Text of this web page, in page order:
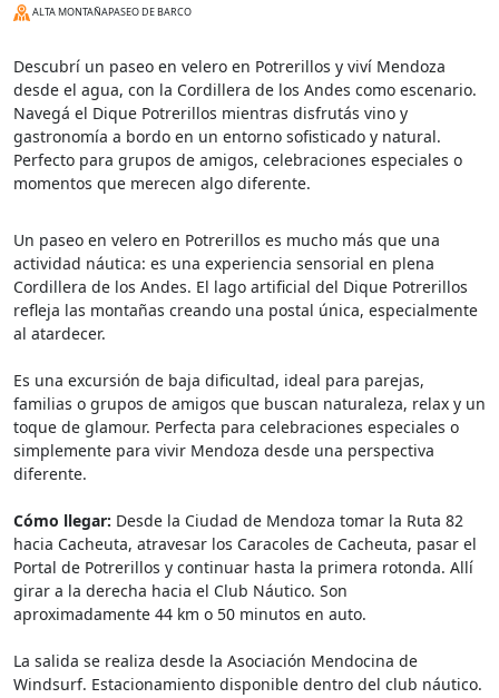
ALTA MONTAÑAPASEO DE BARCO
Descubrí un paseo en velero en Potrerillos y viví Mendoza
desde el agua, con la Cordillera de los Andes como escenario.
Navegá el Dique Potrerillos mientras disfrutás vino y
gastronomía a bordo en un entorno sofisticado y natural.
Perfecto para grupos de amigos, celebraciones especiales o
momentos que merecen algo diferente.
Un paseo en velero en Potrerillos es mucho más que una
actividad náutica: es una experiencia sensorial en plena
Cordillera de los Andes. El lago artificial del Dique Potrerillos
refleja las montañas creando una postal única, especialmente
al atardecer.
Es una excursión de baja dificultad, ideal para parejas,
familias o grupos de amigos que buscan naturaleza, relax y un
toque de glamour. Perfecta para celebraciones especiales o
simplemente para vivir Mendoza desde una perspectiva
diferente.
Cómo llegar: Desde la Ciudad de Mendoza tomar la Ruta 82
hacia Cacheuta, atravesar los Caracoles de Cacheuta, pasar el
Portal de Potrerillos y continuar hasta la primera rotonda. Allí
girar a la derecha hacia el Club Náutico. Son
aproximadamente 44 km o 50 minutos en auto.
La salida se realiza desde la Asociación Mendocina de
Windsurf. Estacionamiento disponible dentro del club náutico.